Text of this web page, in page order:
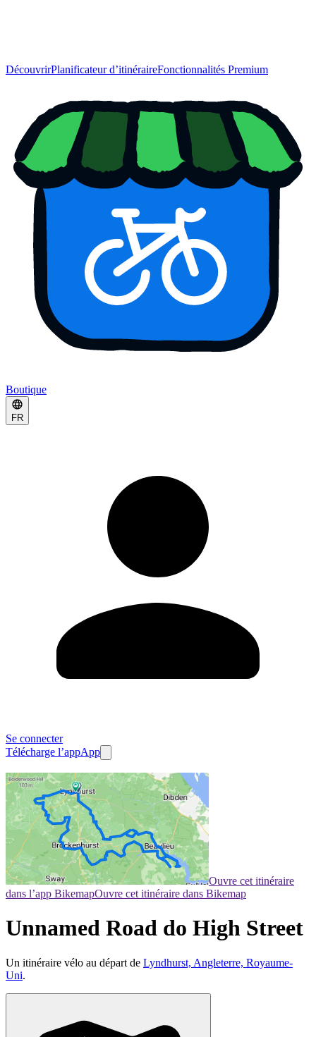
DécouvrirPlanificateur d’itinéraireFonctionnalités Premium
Boutique
FR
Se connecter
Télécharge l’appApp
Ouvre cet itinéraire
dans l’app BikemapOuvre cet itinéraire dans Bikemap
Unnamed Road do High Street
Un itinéraire vélo au départ de Lyndhurst, Angleterre, Royaume-
Uni.